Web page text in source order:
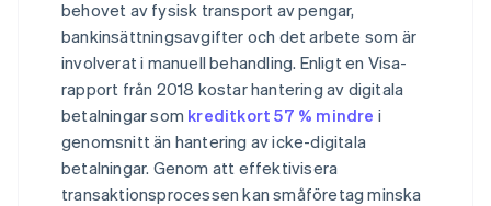
behovet av fysisk transport av pengar,
bankinsättningsavgifter och det arbete som är
involverat i manuell behandling. Enligt en Visa-
rapport från 2018 kostar hantering av digitala
betalningar som kreditkort 57 % mindre i
genomsnitt än hantering av icke-digitala
betalningar. Genom att effektivisera
transaktionsprocessen kan småföretag minska